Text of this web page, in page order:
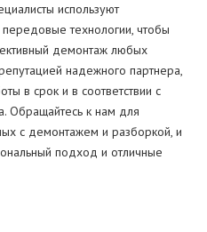
используют
технологии, чтобы
демонтаж любых
надежного партнера,
в срок и в соответствии с
Обращайтесь к нам для
с демонтажем и разборкой, и
подход и отличные